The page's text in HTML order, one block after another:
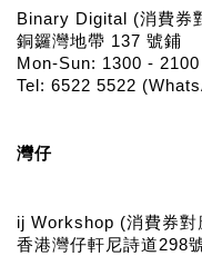
Binary Digital (消費券
銅鑼灣地帶 137 號鋪
Mon-Sun: 1300 - 2100
Tel: 6522 5522
灣仔
ij Workshop (消費券
香港灣仔軒尼詩道298